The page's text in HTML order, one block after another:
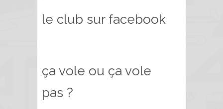
le club sur facebook
ça vole ou ça vole
pas ?